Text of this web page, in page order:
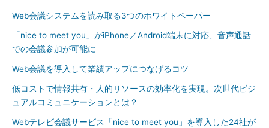
Web会議システムを読み取る3つのホワイトペーパー
「nice to meet you」がiPhone／Android端末に対応、音声通話
での会議参加が可能に
Web会議を導入して業績アップにつなげるコツ
低コストで情報共有・人的リソースの効率化を実現。次世代ビジ
ュアルコミュニケーションとは？
Webテレビ会議サービス「nice to meet you」を導入した24社が